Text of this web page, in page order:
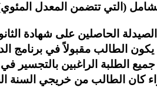
( التي تتضمن المعدل المئوي
الحاصلين على شهادة
الطالب مقبولاً في برنامج
الطلبة الراغبين
كان الطالب من خريجي السنة